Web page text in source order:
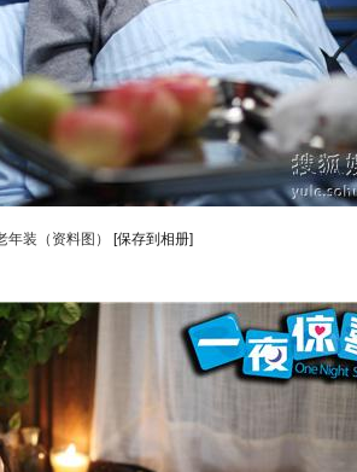
年装（资料图） [保存到相册]